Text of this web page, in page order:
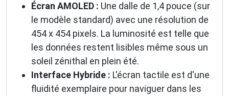
Écran AMOLED : Une dalle de 1,4 pouce (sur
le modèle standard) avec une résolution de
454 x 454 pixels. La luminosité est telle que
les données restent lisibles même sous un
soleil zénithal en plein été.
Interface Hybride : L'écran tactile est d'une
fluidité exemplaire pour naviguer dans les